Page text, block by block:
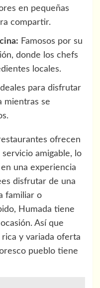
en pequeñas
compartir.
Famosos por su
donde los chefs
locales.
para disfrutar
mientras se
ofrecen
amigable, lo
una experiencia
disfrutar de una
familiar o
Humada tiene
Así que
y variada oferta
pueblo tiene